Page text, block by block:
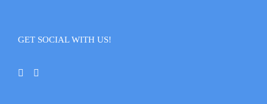
GET SOCIAL WITH US!